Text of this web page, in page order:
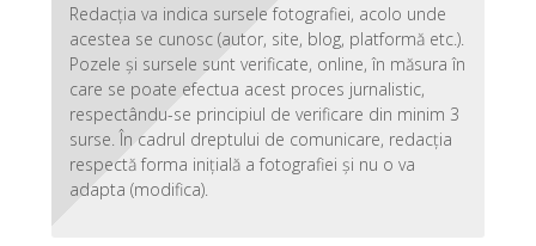
Redacția va indica sursele fotografiei, acolo unde
acestea se cunosc (autor, site, blog, platformă etc.).
Pozele și sursele sunt verificate, online, în măsura în
care se poate efectua acest proces jurnalistic,
respectându-se principiul de verificare din minim 3
surse. În cadrul dreptului de comunicare, redacția
respectă forma inițială a fotografiei și nu o va
adapta (modifica).